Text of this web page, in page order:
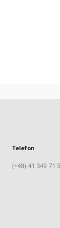
Telefon
(+48) 41 349 71